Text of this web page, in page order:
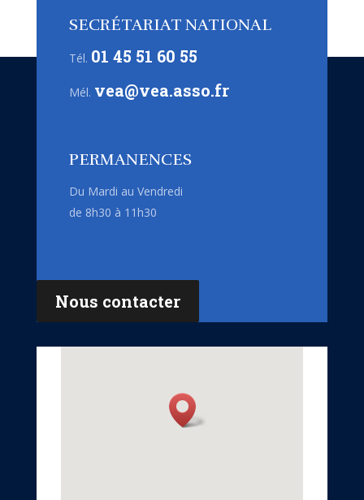
SECRÉTARIAT NATIONAL
Tél. 01 45 51 60 55
Mél. vea@vea.asso.fr
PERMANENCES
Du Mardi au Vendredi
de 8h30 à 11h30
Nous contacter